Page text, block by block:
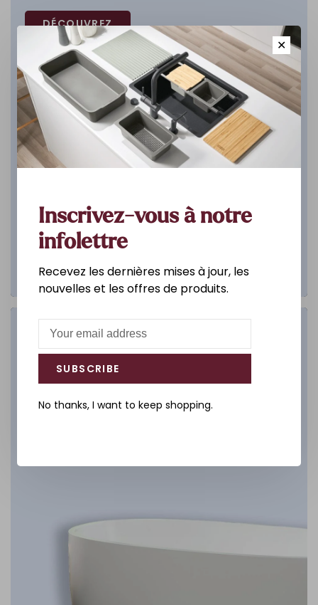
DÉCOUVREZ
Salle de bain
DÉCOUVREZ
✕
Inscrivez-vous à notre
infolettre
Recevez les dernières mises à jour, les
nouvelles et les offres de produits.
SUBSCRIBE
No thanks, I want to keep shopping.